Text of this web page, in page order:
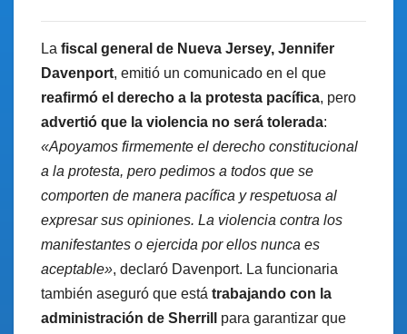
La fiscal general de Nueva Jersey, Jennifer
Davenport, emitió un comunicado en el que
reafirmó el derecho a la protesta pacífica, pero
advertió que la violencia no será tolerada:
«Apoyamos firmemente el derecho constitucional
a la protesta, pero pedimos a todos que se
comporten de manera pacífica y respetuosa al
expresar sus opiniones. La violencia contra los
manifestantes o ejercida por ellos nunca es
aceptable», declaró Davenport. La funcionaria
también aseguró que está trabajando con la
administración de Sherrill
para garantizar que